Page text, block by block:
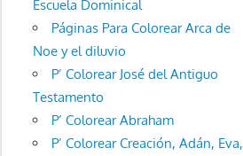
Escuela Dominical
Páginas Para Colorear Arca de
Noe y el diluvio
P’ Colorear José del Antiguo
Testamento
P’ Colorear Abraham
P’ Colorear Creación, Adán, Eva,